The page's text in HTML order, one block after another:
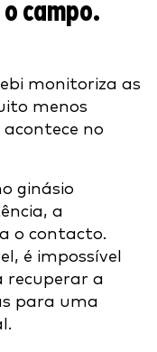
campo.
monitoriza as
menos
no
ginásio
a
o contacto.
é impossível
recuperar a
para uma